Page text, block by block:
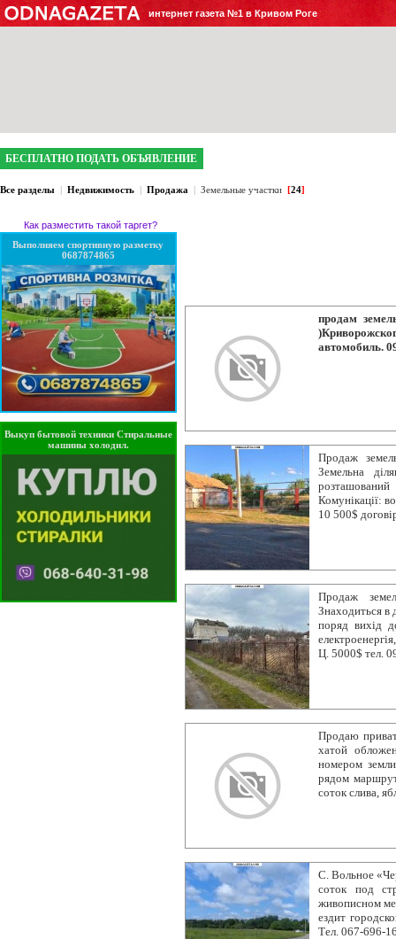
интернет газета №1 в Кривом Роге
БЕСПЛАТНО ПОДАТЬ ОБЪЯВЛЕНИЕ
Все разделы | Недвижимость | Продажа | Земельные участки [24]
Как разместить такой таргет?
Выполняем спортивную разметку
0687874865
Выкуп бытовой техники Стиральные
машины холодил.
продам
автомобиль.
Продаж
Земельна
Комунікації:
10 500$
Продаж
Знаходиться в
поряд вихід
Ц. 5000$ тел.
Продаю
хатой
номером
рядом
соток слива,
С. Вольное
соток под
живописном
ездит
Тел. 067-696-